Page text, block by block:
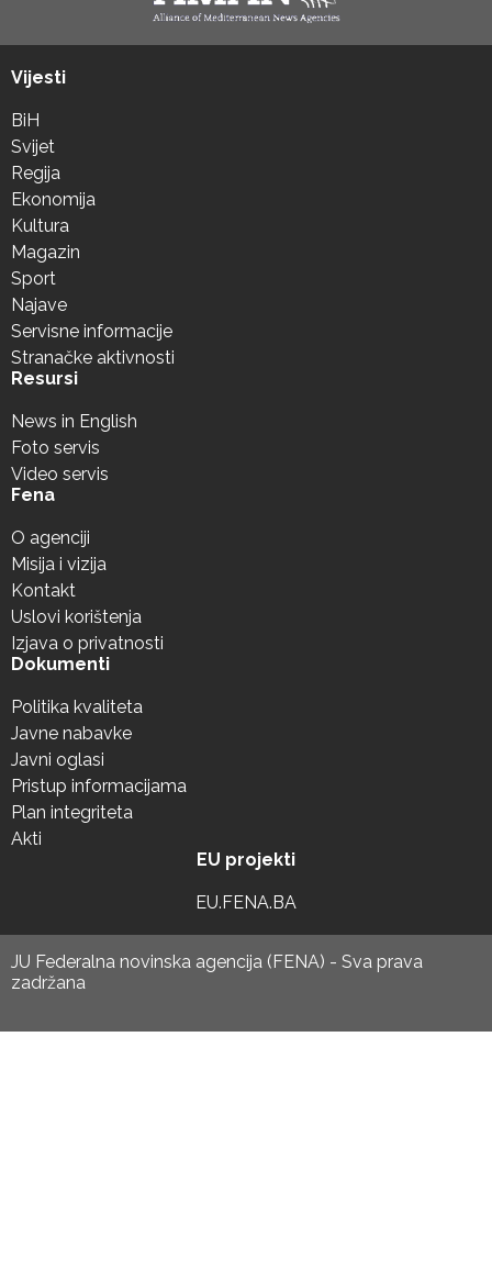
Vijesti
BiH
Svijet
Regija
Ekonomija
Kultura
Magazin
Sport
Najave
Servisne informacije
Stranačke aktivnosti
Resursi
News in English
Foto servis
Video servis
Fena
O agenciji
Misija i vizija
Kontakt
Uslovi korištenja
Izjava o privatnosti
Dokumenti
Politika kvaliteta
Javne nabavke
Javni oglasi
Pristup informacijama
Plan integriteta
Akti
EU projekti
EU.FENA.BA
JU Federalna novinska agencija (FENA) - Sva prava
zadržana